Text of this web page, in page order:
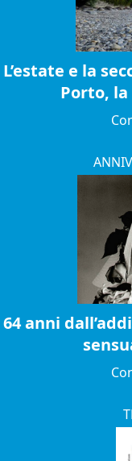
L’estate e la
Porto,
64 anni